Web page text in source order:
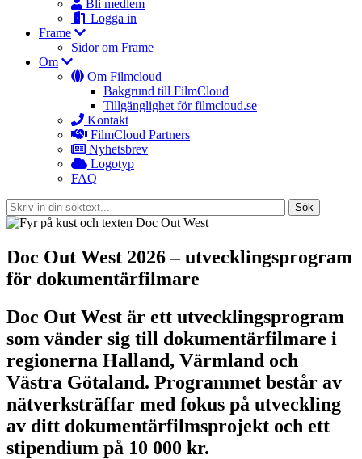
Bli medlem
Logga in
Frame
Sidor om Frame
Om
Om Filmcloud
Bakgrund till FilmCloud
Tillgänglighet för filmcloud.se
Kontakt
FilmCloud Partners
Nyhetsbrev
Logotyp
FAQ
Sök
Sök
Doc Out West 2026 – utvecklingsprogram
för dokumentärfilmare
Doc Out West är ett utvecklingsprogram
som vänder sig till dokumentärfilmare i
regionerna Halland, Värmland och
Västra Götaland. Programmet består av
nätverksträffar med fokus på utveckling
av ditt dokumentärfilmsprojekt och ett
stipendium på 10 000 kr.